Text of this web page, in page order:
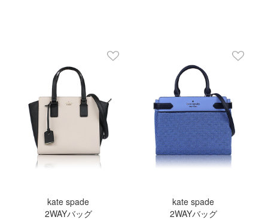
kate spade
2WAYバッグ
kate spade
2WAYバッグ